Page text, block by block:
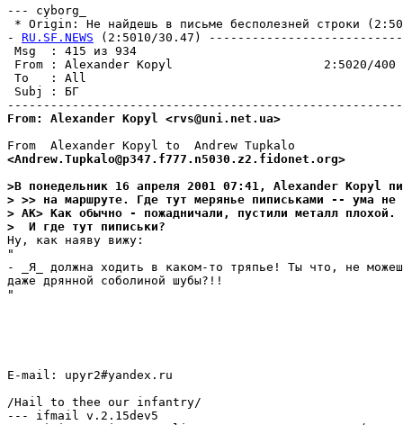
--- cyborg_
* Origin: Не найдешь в письме бесполезней строки
- RU.SF.NEWS (2:5010/30.47)
Msg  : 415
From : Alexander Kopyl                     2:5020/400
To   : All
Subj :
From: Alexander Kopyl <rvs@uni.net.ua>
<Andrew.Tupkalo@p347.f777.n5030.z2.fidonet.org>
>В понедельник 16 апреля 2001 07:41, Alexander Kopyl
> >> на маpшpуте. Где тут меpянье пиписьками -- ума не
> AK> Как обычно - пожадничали, пустили металл плохой.
>  И где тут пиписьки?
Ну, как наяву вижу:
"
- _Я_ должна ходить в каком-то тряпье! Ты что, не
даже дрянной соболиной шубы?!!
"
E-mail: upyr2#yandex.ru
/Hail to thee our infantry/
--- ifmail v.2.15dev5